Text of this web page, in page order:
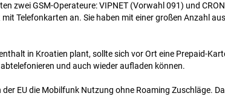
zwei GSM-Operateure: VIPNET (Vorwahl 091) und
Telefonkarten an. Sie haben mit einer großen Anzahl
in Kroatien plant, sollte sich vor Ort eine Prepaid-
und auch wieder aufladen können.
EU die Mobilfunk Nutzung ohne Roaming Zuschläge.